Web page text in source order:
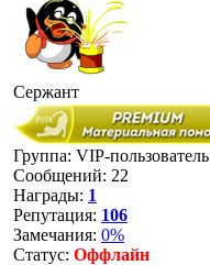
Сержант
Группа: VIP-пользователь
Сообщений: 22
Награды: 1
Репутация: 106
Замечания: 0%
Статус: Оффлайн